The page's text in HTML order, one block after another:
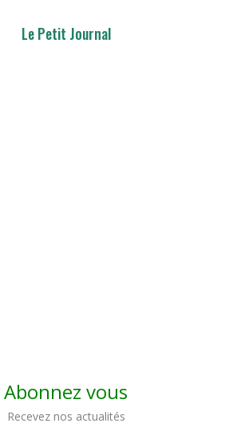
Le Petit Journal
Abonnez vous
Recevez nos actualités